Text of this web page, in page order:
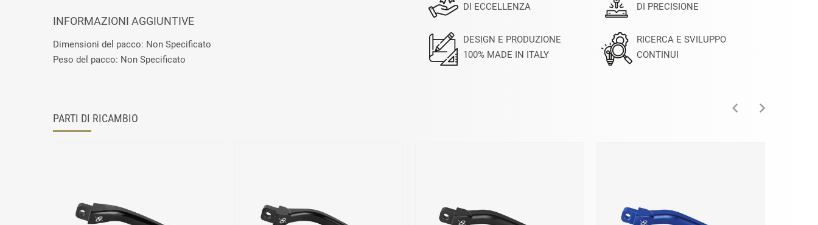
INFORMAZIONI AGGIUNTIVE
Dimensioni del pacco: Non Specificato
Peso del pacco: Non Specificato
DI ECCELLENZA
DI PRECISIONE
DESIGN E PRODUZIONE
100% MADE IN ITALY
RICERCA E SVILUPPO
CONTINUI
PARTI DI RICAMBIO